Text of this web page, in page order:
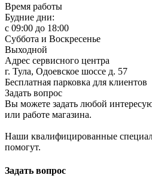
Время работы
Будние дни:
c 09:00 до 18:00
Суббота и Воскресенье
Выходной
Адрес сервисного центра
г. Тула, Одоевское шоссе д. 57
Бесплатная парковка для клиентов
Задать вопрос
Вы можете задать любой
или работе магазина.
Наши квалифицированные
помогут.
Задать вопрос